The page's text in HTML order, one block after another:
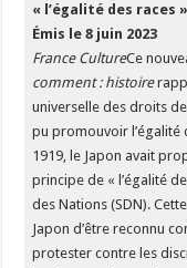
« l’égalité des races »
Émis le 8 juin 2023
France CultureCe
comment : histoire
universelle des droits
pu promouvoir l’égalité
1919, le Japon avait
principe de « l’égalité
des Nations (SDN).
Japon d’être reconnu
protester contre les